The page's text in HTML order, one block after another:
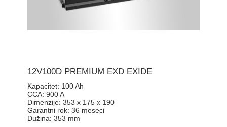
12V100D PREMIUM EXD EXIDE
Kapacitet: 100 Ah
CCA: 900 A
Dimenzije: 353 x 175 x 190
Garantni rok: 36 meseci
Dužina: 353 mm